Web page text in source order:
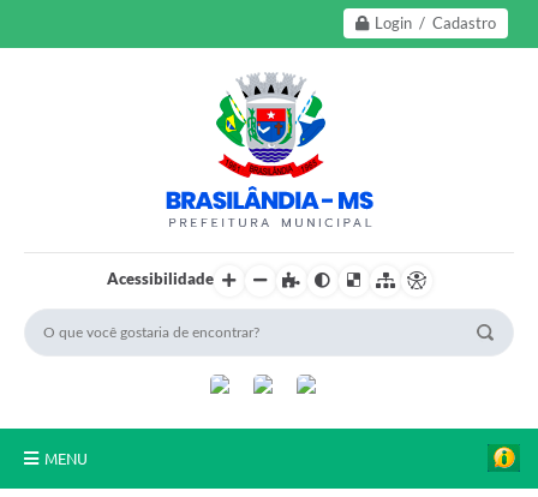
Login / Cadastro
Acessibilidade
MENU